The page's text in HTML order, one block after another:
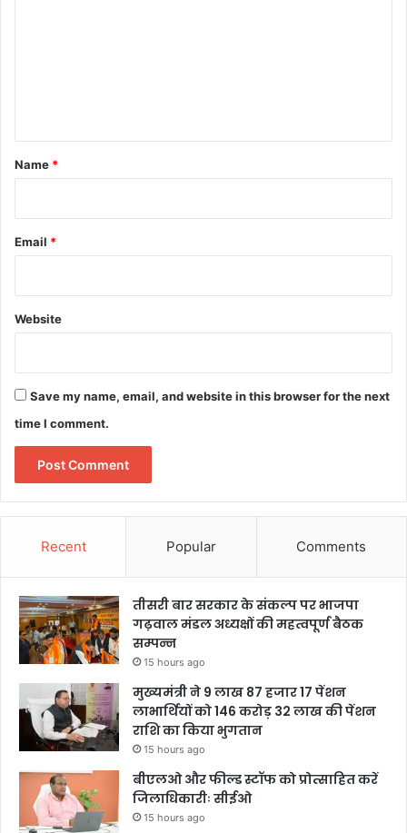
*
Name *
Email *
Website
Save my name, email, and website in this browser for the next
time I comment.
Recent Popular Comments
तीसरी बार सरकार के संकल्प पर भाजपा
गढ़वाल मंडल अध्यक्षों की महत्वपूर्ण बैठक
सम्पन्न
15 hours ago
मुख्यमंत्री ने 9 लाख 87 हजार 17 पेंशन
लाभार्थियों को 146 करोड़ 32 लाख की पेंशन
राशि का किया भुगतान
15 hours ago
बीएलओ और फील्ड स्टॉफ को प्रोत्साहित करें
जिलाधिकारीः सीईओ
15 hours ago